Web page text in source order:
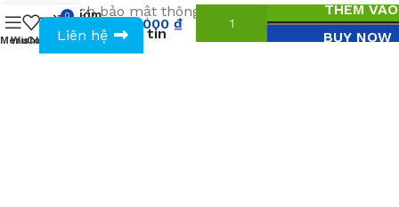
Chính sách bảo mật thông tin
Đăng ký Email bản tin
giám
đốc
1.040.000 ₫
THÊM
BUY NOW
Menu
WishlistCompare
0
Cart
Liên hệ
0943594386